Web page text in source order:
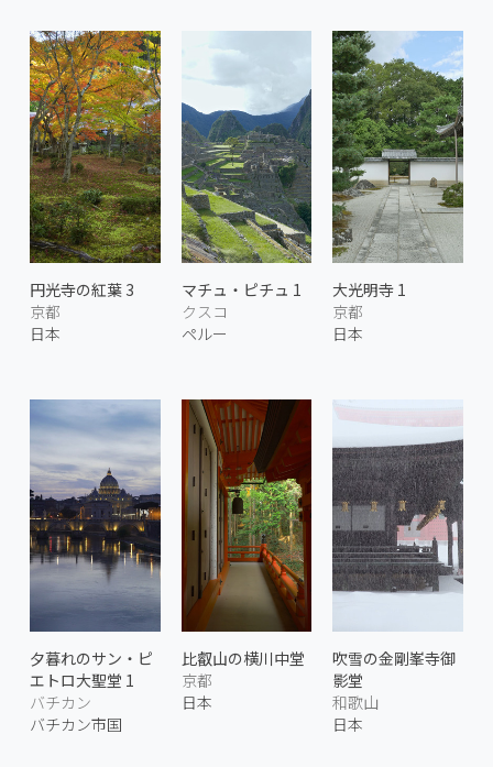
円光寺の紅葉 3
京都
日本
マチュ・ピチュ 1
クスコ
ペルー
大光明寺 1
京都
日本
夕暮れのサン・ピ
エトロ大聖堂 1
バチカン
バチカン市国
比叡山の横川中堂
京都
日本
吹雪の金剛峯寺御
影堂
和歌山
日本